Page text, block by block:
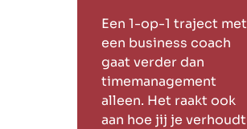
Een 1-op-1 traject met
een business coach
gaat verder dan
timemanagement
alleen. Het raakt ook
aan hoe jij je verhoudt